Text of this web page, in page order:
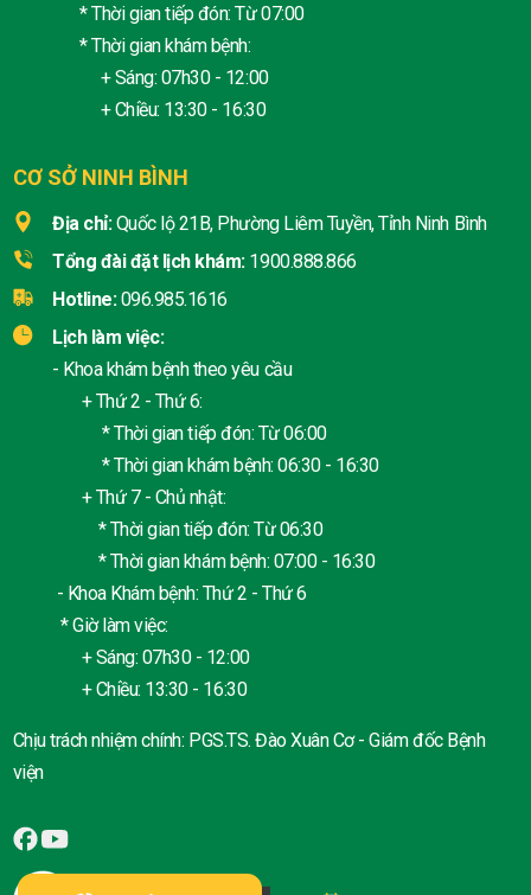
* Thời gian tiếp đón: Từ 07:00
* Thời gian khám bệnh:
+ Sáng: 07h30 - 12:00
+ Chiều: 13:30 - 16:30
CƠ SỞ NINH BÌNH
Địa chỉ: Quốc lộ 21B, Phường Liêm Tuyền, Tỉnh Ninh Bình
Tổng đài đặt lịch khám: 1900.888.866
Hotline: 096.985.1616
Lịch làm việc:
- Khoa khám bệnh theo yêu cầu
+ Thứ 2 - Thứ 6:
* Thời gian tiếp đón: Từ 06:00
* Thời gian khám bệnh: 06:30 - 16:30
+ Thứ 7 - Chủ nhật:
* Thời gian tiếp đón: Từ 06:30
* Thời gian khám bệnh: 07:00 - 16:30
- Khoa Khám bệnh: Thứ 2 - Thứ 6
* Giờ làm việc:
+ Sáng: 07h30 - 12:00
+ Chiều: 13:30 - 16:30
Chịu trách nhiệm chính: PGS.TS. Đào Xuân Cơ - Giám đốc Bệnh
viện